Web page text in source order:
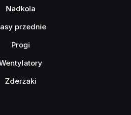
Nadkola
przednie
Progi
Zderzaki